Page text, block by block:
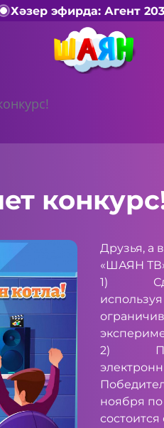
Хәзер эфирда: Агент 203
Друзья, а
«ШАЯН
1)
2)
ноября